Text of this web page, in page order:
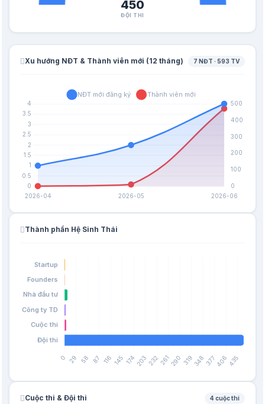
450
ĐỘI THI
Xu hướng NĐT & Thành viên mới (12 tháng) 7 NĐT · 593 TV
Thành phần Hệ Sinh Thái
Cuộc thi & Đội thi 4 cuộc thi